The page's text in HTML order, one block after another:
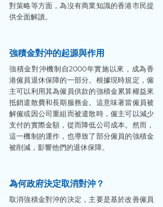
對策略等方面，為沒有商業知識的香港市民提
供全面解讀。
強積金對沖的起源與作用
強積金對沖機制自2000年實施以來，成為香
港僱員退休保障的一部分。根據現時規定，僱
主可以利用其為僱員供款的強積金累算權益來
抵銷遣散費和長期服務金。這意味著當僱員被
解僱或因公司重組而被遣散時，僱主可以減少
支付的實際金額，從而降低公司成本。然而，
這一機制的運作，也導致了部分僱員的強積金
被削減，影響他們的退休保障。
為何政府決定取消對沖？
取消強積金對沖的決定，主要是基於改善僱員